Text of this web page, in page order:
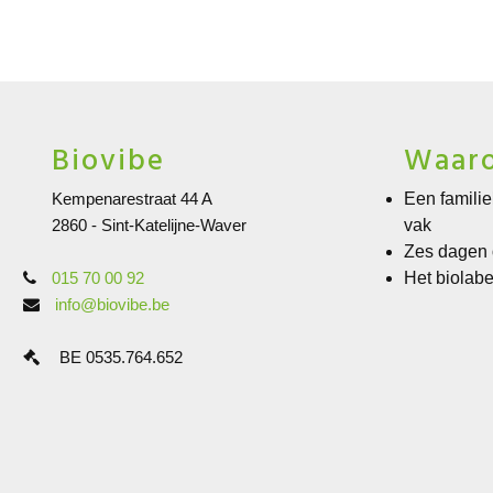
Biovibe
Kempenarestraat 44 A
2860 - Sint-Katelijne-Waver
015 70 00 92
info@biovibe.be
BE 0535.764.652
Een
vak
Zes dagen
Het